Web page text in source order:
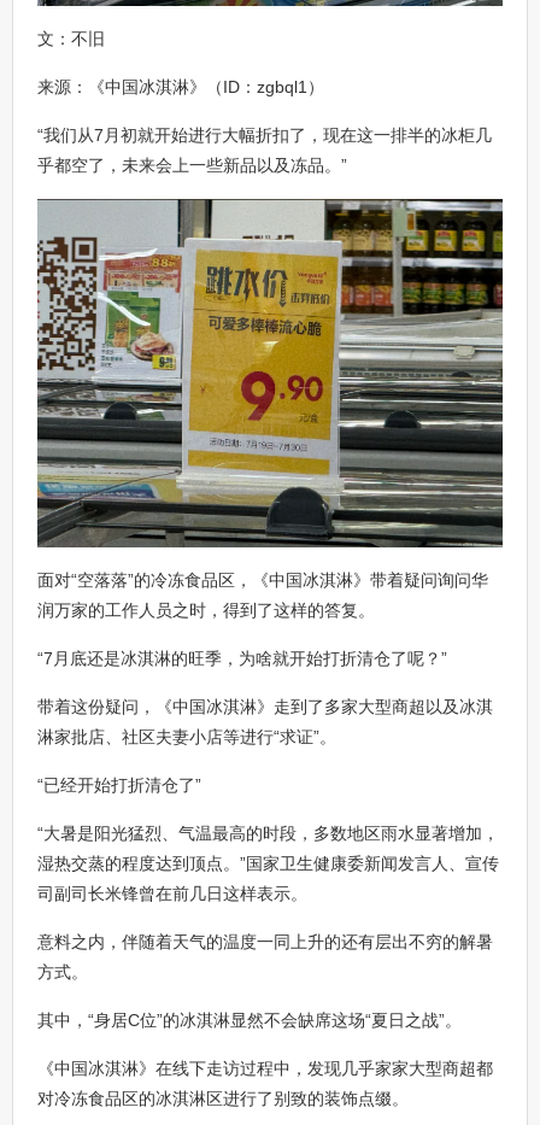
文：不旧
来源：《中国冰淇淋》（ID：zgbql1）
“我们从7月初就开始进行大幅折扣了，现在这一排半的冰柜几
乎都空了，未来会上一些新品以及冻品。”
面对“空落落”的冷冻食品区，《中国冰淇淋》带着疑问询问华
润万家的工作人员之时，得到了这样的答复。
“7月底还是冰淇淋的旺季，为啥就开始打折清仓了呢？”
带着这份疑问，《中国冰淇淋》走到了多家大型商超以及冰淇
淋家批店、社区夫妻小店等进行“求证”。
“已经开始打折清仓了”
“大暑是阳光猛烈、气温最高的时段，多数地区雨水显著增加，
湿热交蒸的程度达到顶点。”国家卫生健康委新闻发言人、宣传
司副司长米锋曾在前几日这样表示。
意料之内，伴随着天气的温度一同上升的还有层出不穷的解暑
方式。
其中，“身居C位”的冰淇淋显然不会缺席这场“夏日之战”。
《中国冰淇淋》在线下走访过程中，发现几乎家家大型商超都
对冷冻食品区的冰淇淋区进行了别致的装饰点缀。